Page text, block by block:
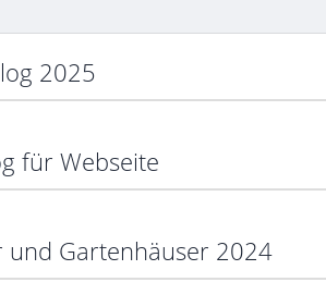
2025
für Webseite
und Gartenhäuser 2024